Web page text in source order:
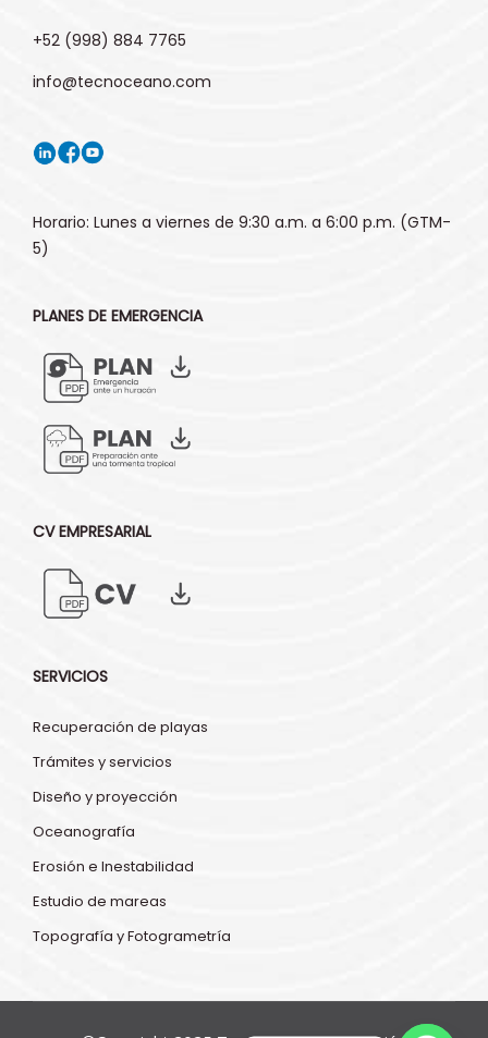
+52 (998) 884 7765
info@tecnoceano.com
Horario: Lunes a viernes de 9:30 a.m. a 6:00 p.m. (GTM-
5)
PLANES DE EMERGENCIA
CV EMPRESARIAL
SERVICIOS
Recuperación de playas
Trámites y servicios
Diseño y proyección
Oceanografía
Erosión e Inestabilidad
Estudio de mareas
Topografía y Fotogrametría